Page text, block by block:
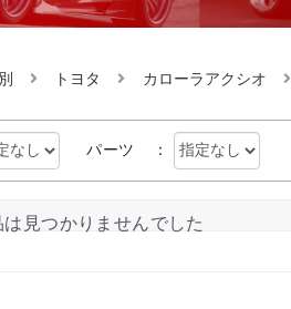
トヨタ カローラアクシオ
パーツ ：
見つかりませんでした